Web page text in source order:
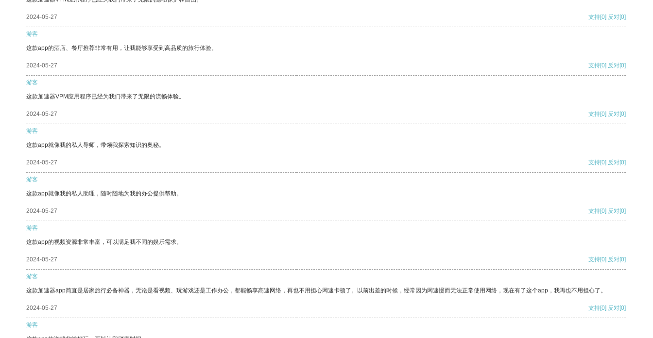
2024-05-27 支持[0] 反对[0]
游客
这款app的酒店、餐厅推荐非常有用，让我能够享受到高品质的旅行体验。
2024-05-27 支持[0] 反对[0]
游客
这款加速器VPM应用程序已经为我们带来了无限的流畅体验。
2024-05-27 支持[0] 反对[0]
游客
这款app就像我的私人导师，带领我探索知识的奥秘。
2024-05-27 支持[0] 反对[0]
游客
这款app就像我的私人助理，随时随地为我的办公提供帮助。
2024-05-27 支持[0] 反对[0]
游客
这款app的视频资源非常丰富，可以满足我不同的娱乐需求。
2024-05-27 支持[0] 反对[0]
游客
这款加速器app简直是居家旅行必备神器，无论是看视频、玩游戏还是工作办公，都能畅享高速网络，再也不用担心网速卡顿了。以前出差的时候，经常因为网速慢而无法正常使用网络，现在有了这个app，我再也不用担心了。
2024-05-27 支持[0] 反对[0]
游客